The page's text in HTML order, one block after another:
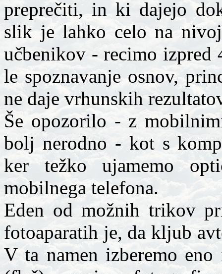
preprečiti, in ki dajejo
slik je lahko celo na
učbenikov - recimo izpred
le spoznavanje osnov,
ne daje vrhunskih
Še opozorilo - z
bolj nerodno - kot s
ker težko ujamemo
mobilnega telefona.
Eden od možnih trikov
fotoaparatih je, da kljub
V ta namen izberemo